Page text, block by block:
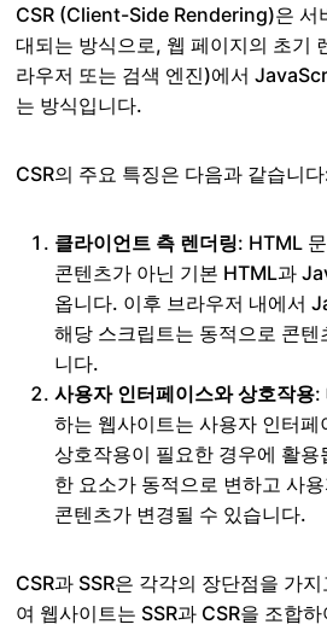
CSR (Client-Side Rendering)은 서
대되는 방식으로, 웹 페이지의 초기
라우저 또는 검색 엔진)에서
는 방식입니다.
CSR의 주요 특징은 다음과 같습니
클라이언트 측 렌더링: HTML
콘텐츠가 아닌 기본 HTML과
옵니다. 이후 브라우저 내에서
해당 스크립트는 동적으로 콘
니다.
사용자 인터페이스와 상호작용:
하는 웹사이트는 사용자 인터
상호작용이 필요한 경우에 활
한 요소가 동적으로 변하고 사
콘텐츠가 변경될 수 있습니다.
CSR과 SSR은 각각의 장단점을 가
여 웹사이트는 SSR과 CSR을 조합